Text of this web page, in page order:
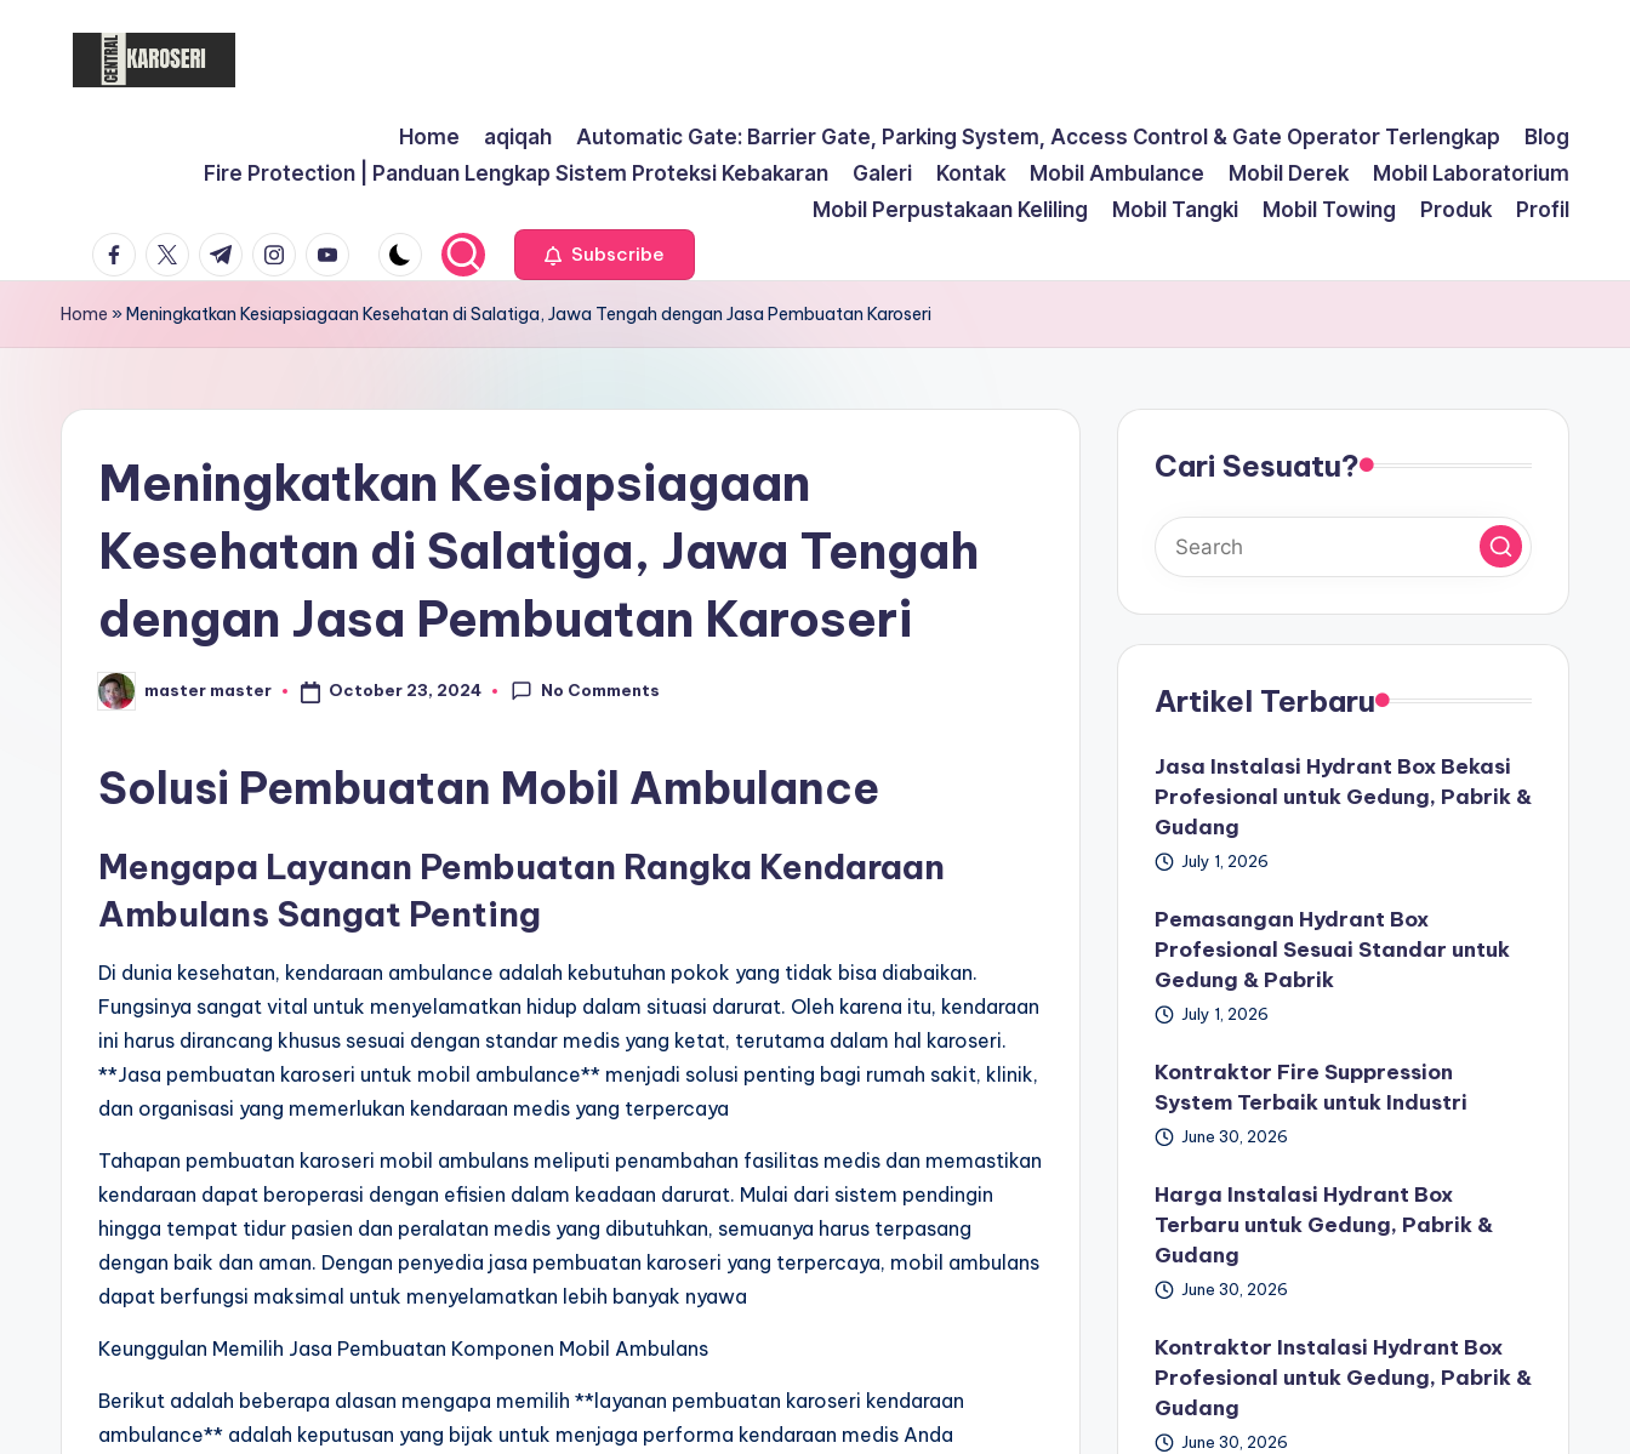
r
l
Home aqiqah Automatic Gate: Barrier Gate, Parking System, Access Control & Gate Operator Terlengkap
Blog
Fire Protection | Panduan Lengkap Sistem Proteksi Kebakaran
Galeri Kontak Mobil Ambulance Mobil Derek
Mobil Laboratorium
Mobil Perpustakaan Keliling
Mobil Tangki Mobil Towing Produk
Profil
facebook.com
twitter.com
t.me instagram.com
youtube.com Subscribe
Home »Meningkatkan Kesiapsiagaan Kesehatan di Salatiga, Jawa Tengah dengan Jasa Pembuatan Karoseri
Meningkatkan Kesiapsiagaan
Kesehatan di Salatiga, Jawa Tengah
dengan Jasa Pembuatan Karoseri
Posted
by
master master October 23, 2024 No Comments
Solusi Pembuatan Mobil Ambulance
Mengapa Layanan Pembuatan Rangka Kendaraan
Ambulans Sangat Penting
Di dunia kesehatan, kendaraan ambulance adalah kebutuhan pokok yang tidak bisa diabaikan.
Fungsinya sangat vital untuk menyelamatkan hidup dalam situasi darurat. Oleh karena itu, kendaraan
ini harus dirancang khusus sesuai dengan standar medis yang ketat, terutama dalam hal karoseri.
**Jasa pembuatan karoseri untuk mobil ambulance** menjadi solusi penting bagi rumah sakit, klinik,
dan organisasi yang memerlukan kendaraan medis yang terpercaya
Tahapan pembuatan karoseri mobil ambulans meliputi penambahan fasilitas medis dan memastikan
kendaraan dapat beroperasi dengan efisien dalam keadaan darurat. Mulai dari sistem pendingin
hingga tempat tidur pasien dan peralatan medis yang dibutuhkan, semuanya harus terpasang
dengan baik dan aman. Dengan penyedia jasa pembuatan karoseri yang terpercaya, mobil ambulans
dapat berfungsi maksimal untuk menyelamatkan lebih banyak nyawa
Keunggulan Memilih Jasa Pembuatan Komponen Mobil Ambulans
Berikut adalah beberapa alasan mengapa memilih **layanan pembuatan karoseri kendaraan
ambulance** adalah keputusan yang bijak untuk menjaga performa kendaraan medis Anda
Cari Sesuatu?
Artikel Terbaru
Jasa Instalasi Hydrant Box Bekasi
Profesional untuk Gedung, Pabrik &
Gudang
July 1, 2026
Pemasangan Hydrant Box
Profesional Sesuai Standar untuk
Gedung & Pabrik
July 1, 2026
Kontraktor Fire Suppression
System Terbaik untuk Industri
June 30, 2026
Harga Instalasi Hydrant Box
Terbaru untuk Gedung, Pabrik &
Gudang
June 30, 2026
Kontraktor Instalasi Hydrant Box
Profesional untuk Gedung, Pabrik &
Gudang
June 30, 2026